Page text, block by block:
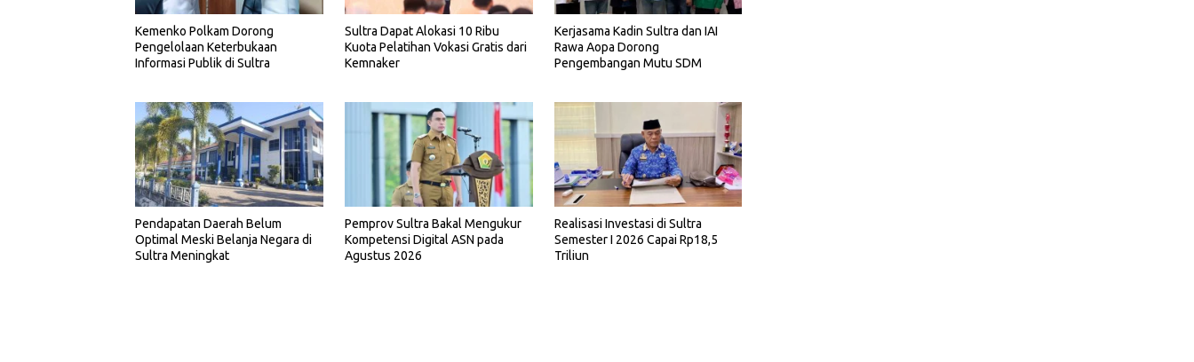
Kemenko Polkam Dorong
Pengelolaan Keterbukaan
Informasi Publik di Sultra
Sultra Dapat Alokasi 10 Ribu
Kuota Pelatihan Vokasi Gratis dari
Kemnaker
Kerjasama Kadin Sultra dan IAI
Rawa Aopa Dorong
Pengembangan Mutu SDM
Pendapatan Daerah Belum
Optimal Meski Belanja Negara di
Sultra Meningkat
Pemprov Sultra Bakal Mengukur
Kompetensi Digital ASN pada
Agustus 2026
Realisasi Investasi di Sultra
Semester I 2026 Capai Rp18,5
Triliun